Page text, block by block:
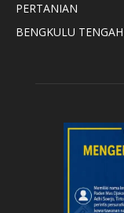
PERTANIAN
BENGKULU TENGAH